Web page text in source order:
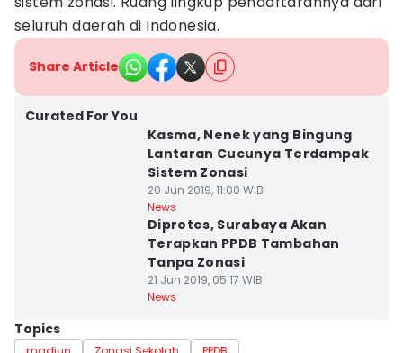
seluruh daerah di Indonesia.
Share Article
Curated For You
Kasma, Nenek yang Bingung
Lantaran Cucunya Terdampak
Sistem Zonasi
20 Jun 2019, 11:00 WIB
News
Diprotes, Surabaya Akan
Terapkan PPDB Tambahan
Tanpa Zonasi
21 Jun 2019, 05:17 WIB
News
Topics